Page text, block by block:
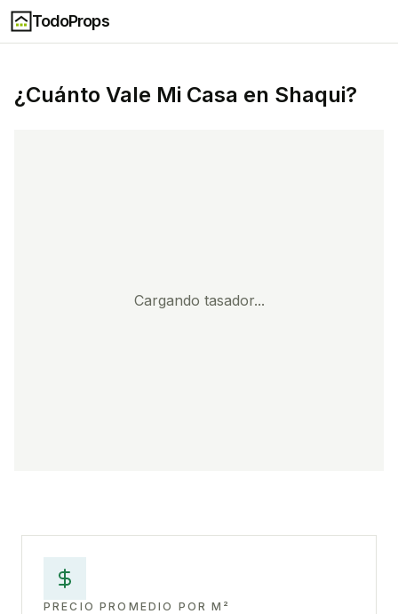
TodoProps
¿Cuánto Vale Mi Casa en Shaqui?
Cargando tasador...
PRECIO PROMEDIO POR M²